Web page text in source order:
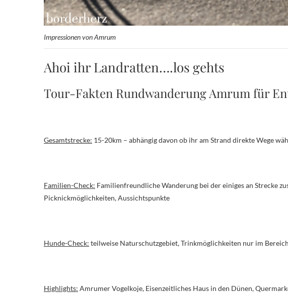
Impressionen von Amrum
Ahoi ihr Landratten….los gehts
Tour-Fakten Rundwanderung Amrum für
Gesamtstrecke: 15-20km – abhängig davon ob ihr am Strand direkte Wege
Familien-Check: Familienfreundliche Wanderung bei der einiges an Strecke
Picknickmöglichkeiten, Aussichtspunkte
Hunde-Check: teilweise Naturschutzgebiet, Trinkmöglichkeiten nur im
Highlights: Amrumer Vogelkoje, Eisenzeitliches Haus in den Dünen,